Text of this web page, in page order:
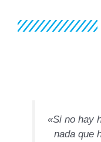
«Si no hay
nada que